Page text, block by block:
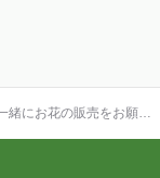
緒にお花の販売をお願い